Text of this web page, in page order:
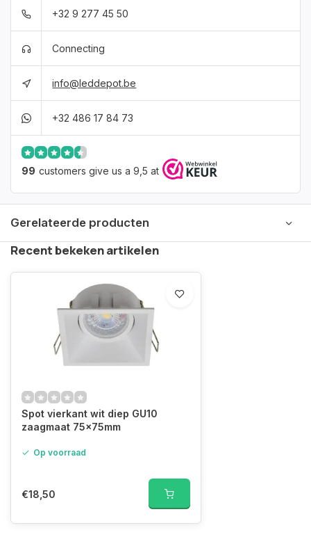
+32 9 277 45 50
Connecting
info@leddepot.be
+32 486 17 84 73
99 customers give us a 9,5 at
Gerelateerde producten
Recent bekeken artikelen
Spot vierkant wit diep GU10
zaagmaat 75x75mm
Op voorraad
€18,50